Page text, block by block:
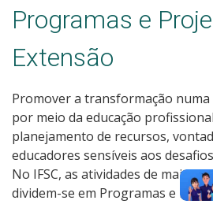
Programas e
Extensão
Promover a transformação numa
por meio da educação
planejamento de recursos,
educadores sensíveis aos
No IFSC, as atividades de maior
dividem-se em Programas e